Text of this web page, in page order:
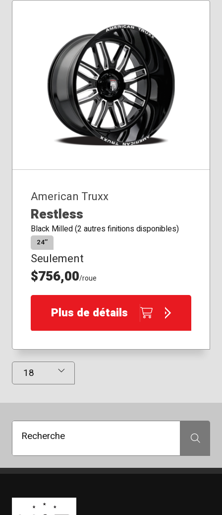
American Truxx
Restless
Black Milled (2 autres finitions disponibles)
24″
Seulement
$756,00/roue
Plus de détails
Résultats affichés
Recherche Recherche
Boutique Mags à Rabais